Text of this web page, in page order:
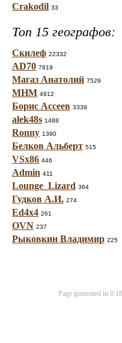
Crakodil 33
Топ 15 географов:
Скилеф 22332
AD70 7819
Магаз Анатолий 7529
МНМ 4912
Борис Ассеев 3339
alek48s 1488
Ronny 1390
Белков Альберт 515
VSx86 446
Admin 411
Lounge_Lizard 364
Гудков А.И. 274
Ed4x4 261
OVN 237
Рыковкин Владимир 225
Page generated in